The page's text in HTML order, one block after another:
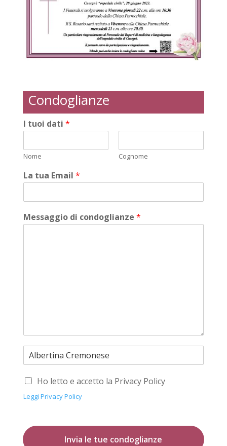
Condoglianze
I tuoi dati *
Nome Cognome
La tua Email *
Messaggio di condoglianze *
Ho letto e accetto la Privacy Policy
Leggi Privacy Policy
Invia le tue condoglianze